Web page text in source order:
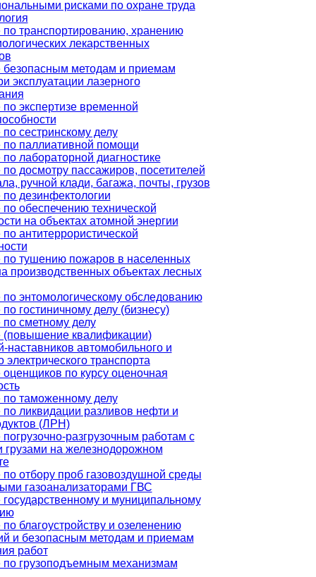
рисками по охране труда
транспортированию, хранению
лекарственных
безопасным методам и приемам
эксплуатации лазерного
экспертизе временной
сестринскому делу
по паллиативной помощи
лабораторной диагностике
досмотру пассажиров, посетителей
ручной клади, багажа, почты, грузов
дезинфектологии
обеспечению технической
на объектах атомной энергии
антитеррористической
по тушению пожаров в населенных
производственных объектах лесных
энтомологическому обследованию
гостиничному делу (бизнесу)
сметному делу
(повышение квалификации)
наставников автомобильного и
электрического транспорта
по курсу оценочная
таможенному делу
ликвидации разливов нефти и
(ЛРН)
разгрузочным работам с
на железнодорожном
отбору проб газовоздушной среды
газоанализаторами ГВС
и муниципальному
благоустройству и озеленению
и безопасным методам и приемам
работ
по грузоподъемным механизмам